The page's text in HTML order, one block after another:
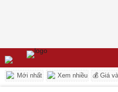
Mới nhất Xem nhiều 💰 Giá